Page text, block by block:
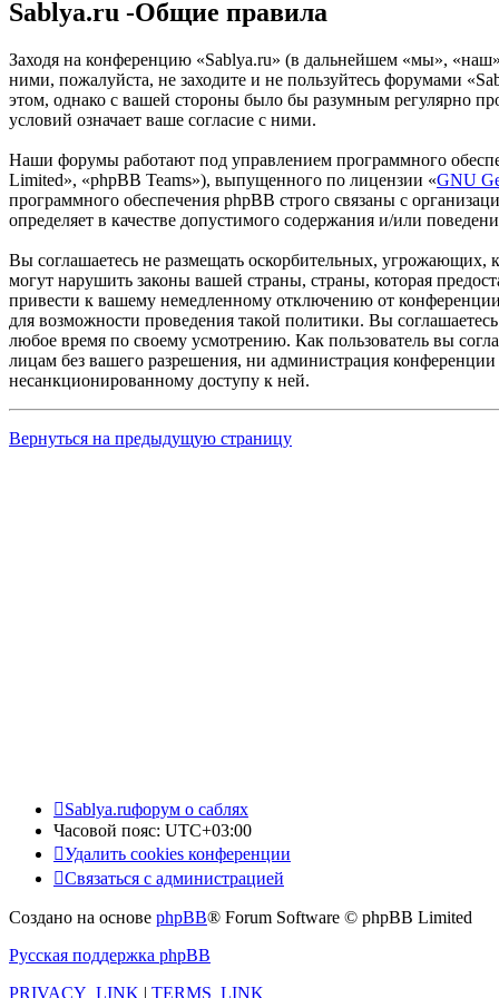
Sablya.ru -Общие правила
Заходя на конференцию «Sablya.ru» (в дальнейшем «мы»,
ними, пожалуйста, не заходите и не пользуйтесь форумами
этом, однако с вашей стороны было бы разумным регулярно
условий означает ваше согласие с ними.
Наши форумы работают под управлением программного
Limited», «phpBB Teams»), выпущенного по лицензии «GNU
программного обеспечения phpBB строго связаны с
определяет в качестве допустимого содержания и/или
Вы соглашаетесь не размещать оскорбительных,
могут нарушить законы вашей страны, страны, которая
привести к вашему немедленному отключению от
для возможности проведения такой политики. Вы
любое время по своему усмотрению. Как пользователь вы
лицам без вашего разрешения, ни администрация
несанкционированному доступу к ней.
Вернуться на предыдущую страницу
Sablya.ruфорум о саблях
Часовой пояс: UTC+03:00
Удалить cookies конференции
Связаться с администрацией
Создано на основе phpBB® Forum Software © phpBB Limited
Русская поддержка phpBB
PRIVACY_LINK | TERMS_LINK